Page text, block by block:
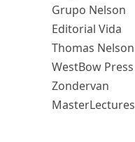
Grupo Nelson
Editorial Vida
Thomas Nelson
WestBow Press
Zondervan
MasterLectures